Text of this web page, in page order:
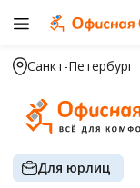
Санкт-Петербург
Для юрлиц